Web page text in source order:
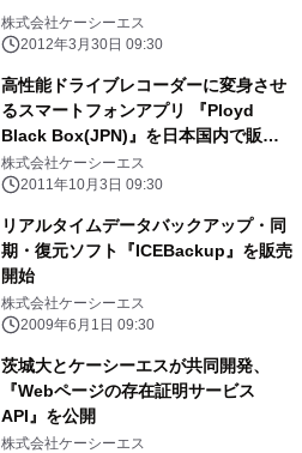
株式会社ケーシーエス
2012年3月30日 09:30
高性能ドライブレコーダーに変身させ
るスマートフォンアプリ 『Ployd
Black Box(JPN)』を日本国内で販売
開始
株式会社ケーシーエス
2011年10月3日 09:30
リアルタイムデータバックアップ・同
期・復元ソフト『ICEBackup』を販売
開始
株式会社ケーシーエス
2009年6月1日 09:30
茨城大とケーシーエスが共同開発、
『Webページの存在証明サービス
API』を公開
株式会社ケーシーエス